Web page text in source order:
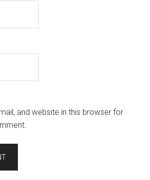
and website in this browser for